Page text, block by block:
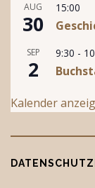
AUG
30
15:00
SEP
2
9:30 -
Kalender